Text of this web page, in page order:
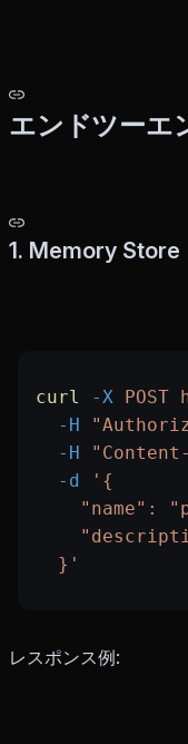
エンドツーエ
1. Memory Store
curl -X POST
  -H
  -H
  -d
'{
"name":
  }'
レスポンス例: